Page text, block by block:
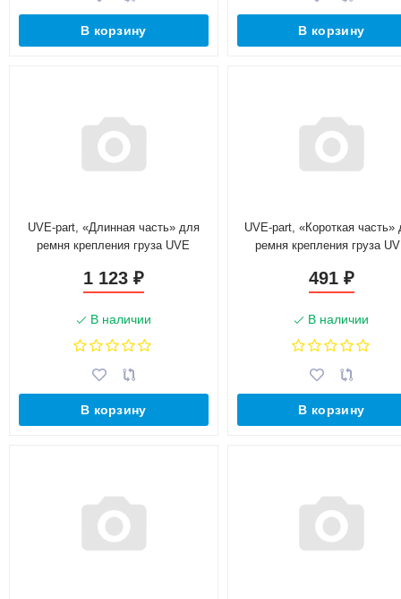
В корзину В корзину
UVE-part, «Длинная часть» для
ремня крепления груза UVE
1 123 ₽
В наличии
В корзину
UVE-part, «Короткая часть»
ремня крепления груза
491 ₽
В наличии
В корзину